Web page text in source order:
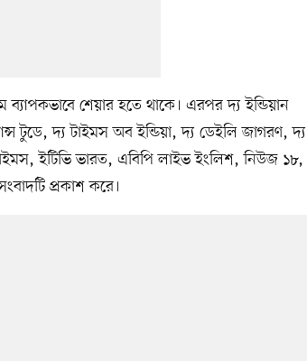
শেয়ার হতে থাকে। এরপর দ্য ইন্ডিয়ান
টুডে, দ্য টাইমস অব ইন্ডিয়া, দ্য ডেইলি জাগরণ, দ্য
ইটিভি ভারত, এবিপি লাইভ ইংলিশ, নিউজ ১৮,
প্রকাশ করে।